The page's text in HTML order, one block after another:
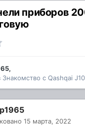
приборов
,
Знакомство с Qashqai J10
15 марта, 2022